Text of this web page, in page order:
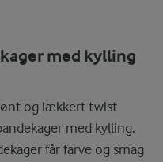
med kylling
og lækkert twist
med kylling.
får farve og smag